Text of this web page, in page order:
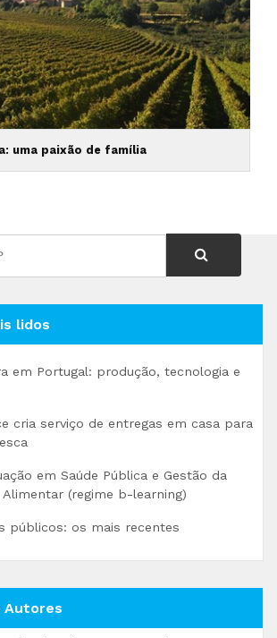
uma paixão de família
lidos
em Portugal: produção, tecnologia e
cria serviço de entregas em casa para
em Saúde Pública e Gestão da
Alimentar (regime b-learning)
públicos: os mais recentes
Autores